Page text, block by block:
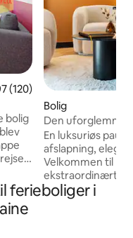
af 5 i gennemsnitlig
(120)
bolig
i
Bolig
Den
Room i topklasse
En luksuriøs
afslapning,
Velkommen til
ekstraordinært
Basse Goulaine i
Fra de første
ferieboliger i